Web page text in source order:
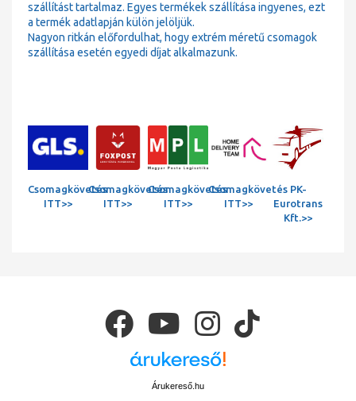
szállítást tartalmaz. Egyes termékek szállítása ingyenes, ezt
a termék adatlapján külön jelöljük.
Nagyon ritkán előfordulhat, hogy extrém méretű csomagok
szállítása esetén egyedi díjat alkalmazunk.
Csomagkövetés
ITT>>
Csomagkövetés
ITT>>
Csomagkövetés
ITT>>
Csomagkövetés
ITT>>
PK-
Eurotrans
Kft.>>
Árukereső.hu